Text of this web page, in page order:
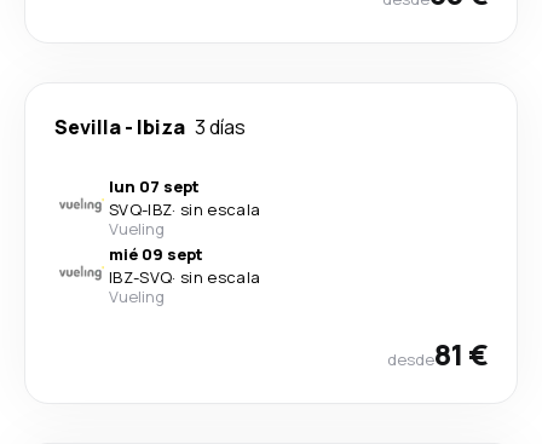
Sevilla- Ibiza 3 días
lun 07 sept
SVQ-IBZ· sin escala
Vueling
mié 09 sept
IBZ-SVQ· sin escala
Vueling
desde81 €